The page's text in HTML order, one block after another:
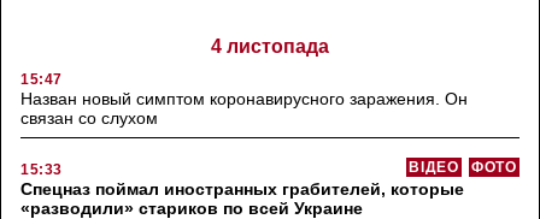
4 листопада
15:47
Назван новый симптом коронавирусного заражения. Он
связан со слухом
15:33 ФОТО
ВІДЕО
Спецназ поймал иностранных грабителей, которые
«разводили» стариков по всей Украине